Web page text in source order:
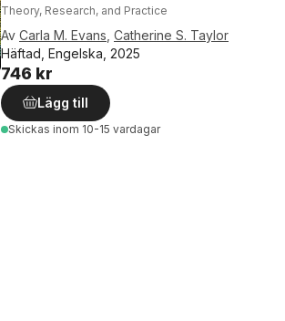
Theory, Research, and Practice
Av Carla M. Evans Catherine S. Taylor
Häftad, Engelska, 2025
746 kr
Lägg till
Skickas inom 10-15 vardagar